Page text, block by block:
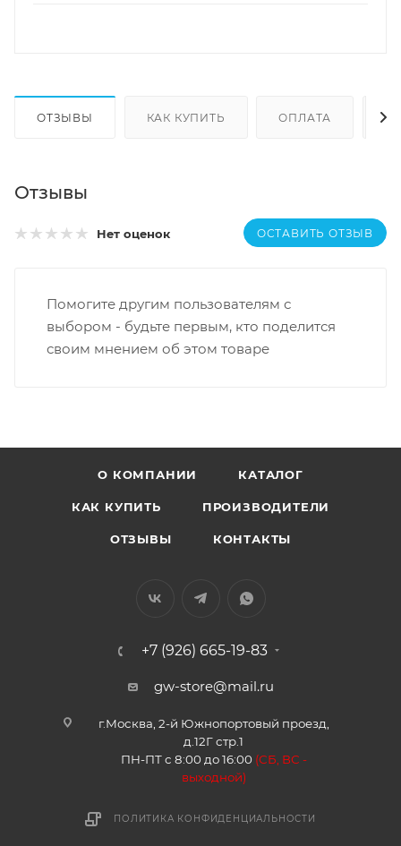
ОТЗЫВЫ КАК КУПИТЬ ОПЛАТА
Отзывы
Нет оценок ОСТАВИТЬ ОТЗЫВ
Помогите другим пользователям с
выбором - будьте первым, кто поделится
своим мнением об этом товаре
О КОМПАНИИ КАТАЛОГ
КАК КУПИТЬ ПРОИЗВОДИТЕЛИ
ОТЗЫВЫ КОНТАКТЫ
+7 (926) 665-19-83
gw-store@mail.ru
г.Москва, 2-й Южнопортовый проезд,
д.12Г стр.1
ПН-ПТ с 8:00 до 16:00 (СБ, ВС -
выходной)
ПОЛИТИКА КОНФИДЕНЦИАЛЬНОСТИ